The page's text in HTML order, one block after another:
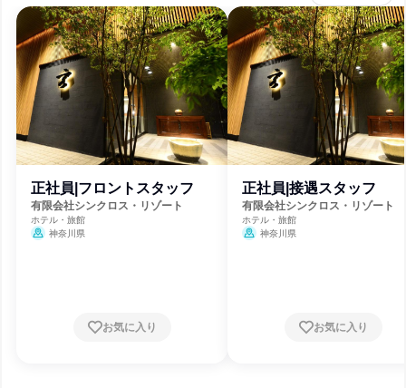
正社員|フロントスタッフ
有限会社シンクロス・リゾート
ホテル・旅館
神奈川県
お気に入り
正社員|接遇スタッフ
有限会社シンクロス・リゾート
ホテル・旅館
神奈川県
お気に入り